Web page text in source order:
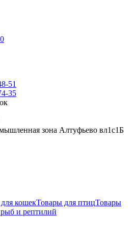
0
51
35
зона Алтуфьево вл1с1Б
кошекТовары для птицТовары
и рептилий